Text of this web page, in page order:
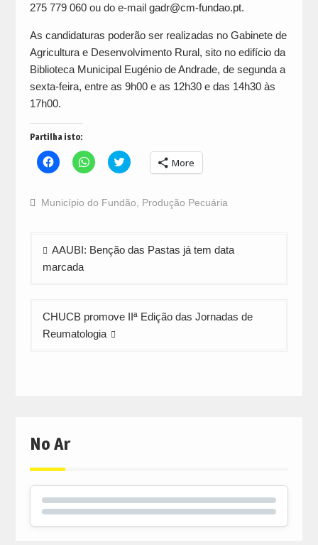
275 779 060 ou do e-mail gadr@cm-fundao.pt.
As candidaturas poderão ser realizadas no Gabinete de
Agricultura e Desenvolvimento Rural, sito no edifício da
Biblioteca Municipal Eugénio de Andrade, de segunda a
sexta-feira, entre as 9h00 e as 12h30 e das 14h30 às
17h00.
Partilha isto:
Click
to
Facebook
(Opens
Click
to
WhatsApp
(Opens
Click
to
Twitter
(Opens
More
Município do Fundão Produção Pecuária
Navegação
de
AAUBI: Benção das Pastas já tem data
marcada
CHUCB promove IIª Edição das Jornadas de
Reumatologia
No Ar